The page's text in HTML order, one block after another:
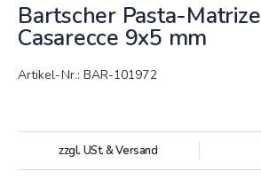
zum
Anfang
der
Bildergalerie
Bartscher Pasta-Matrize
Casarecce 9x5 mm
Artikel-Nr.: BAR-101972
zzgl. USt. & Versand